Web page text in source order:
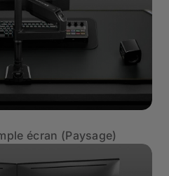
écran (Paysage)